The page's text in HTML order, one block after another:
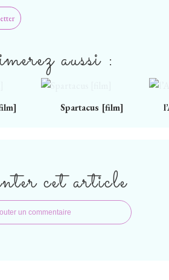
aussi :
Spartacus [film]
cet article
un commentaire